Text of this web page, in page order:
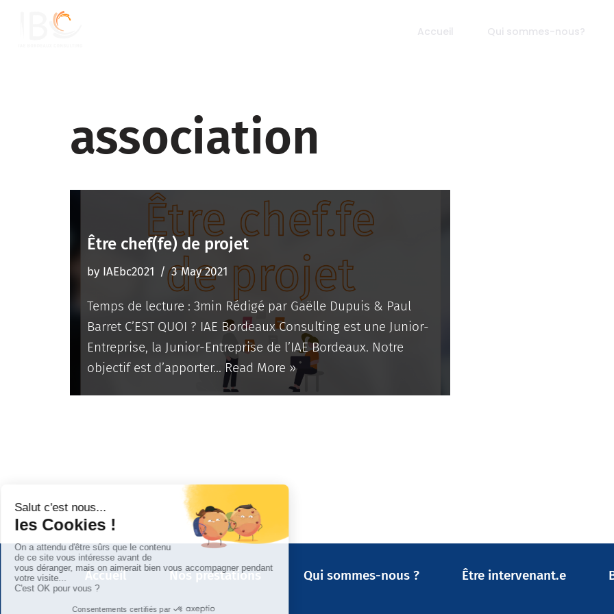
Accueil Qui sommes-nous?
association
Être chef(fe) de projet
by IAEbc2021 3 May 2021
Temps de lecture : 3min Rédigé par Gaëlle Dupuis & Paul
Barret C’EST QUOI ? IAE Bordeaux Consulting est une Junior-
Entreprise, la Junior-Entreprise de l’IAE Bordeaux. Notre
objectif est d’apporter… Read More »
Accueil Nos prestations Qui sommes-nous ? Être intervenant.e